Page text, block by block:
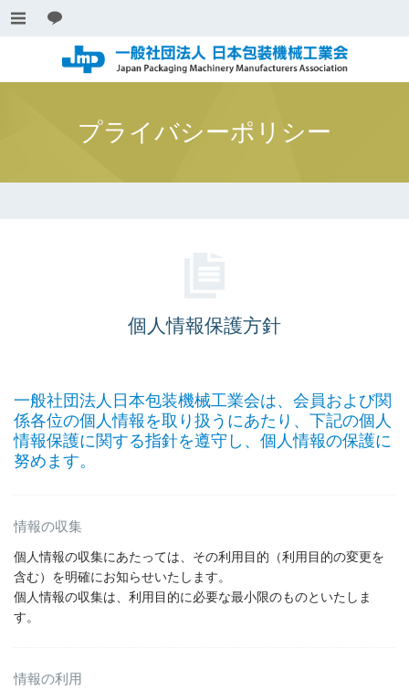
プライバシーポリシー
個人情報保護方針
一般社団法人日本包装機械工業会は、会員および関
係各位の個人情報を取り扱うにあたり、下記の個人
情報保護に関する指針を遵守し、個人情報の保護に
努めます。
情報の収集
個人情報の収集にあたっては、その利用目的（利用目的の変更を
含む）を明確にお知らせいたします。
個人情報の収集は、利用目的に必要な最小限のものといたしま
す。
情報の利用